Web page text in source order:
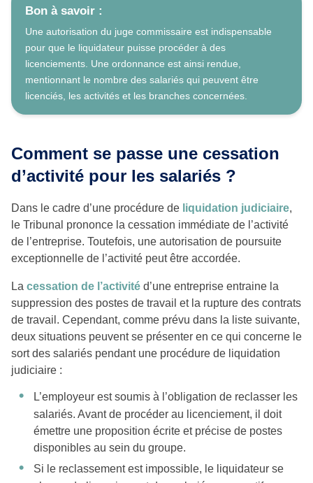
Bon à savoir :
Une autorisation du juge commissaire est indispensable
pour que le liquidateur puisse procéder à des
licenciements. Une ordonnance est ainsi rendue,
mentionnant le nombre des salariés qui peuvent être
licenciés, les activités et les branches concernées.
Comment se passe une cessation
d’activité pour les salariés ?
Dans le cadre d’une procédure de liquidation judiciaire,
le Tribunal prononce la cessation immédiate de l’activité
de l’entreprise. Toutefois, une autorisation de poursuite
exceptionnelle de l’activité peut être accordée.
La cessation de l’activité d’une entreprise entraine la
suppression des postes de travail et la rupture des contrats
de travail. Cependant, comme prévu dans la liste suivante,
deux situations peuvent se présenter en ce qui concerne le
sort des salariés pendant une procédure de liquidation
judiciaire :
L’employeur est soumis à l’obligation de reclasser les
salariés. Avant de procéder au licenciement, il doit
émettre une proposition écrite et précise de postes
disponibles au sein du groupe.
Si le reclassement est impossible, le liquidateur se